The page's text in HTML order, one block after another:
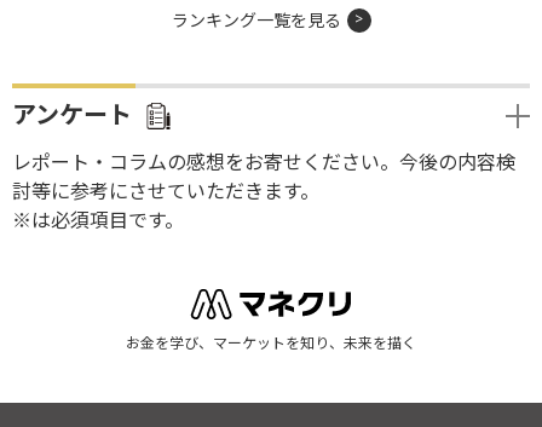
ランキング一覧を見る
アンケート
レポート・コラムの感想をお寄せください。今後の内容検
討等に参考にさせていただきます。
※は必須項目です。
お金を学び、マーケットを知り、未来を描く